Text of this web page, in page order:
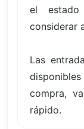
el estado
considerar
Las
compra,
rápido.